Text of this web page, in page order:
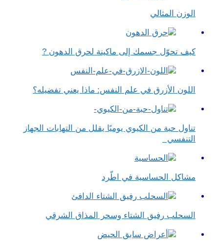
الوزن المثالي
كيف تحوّل جسمك إلى ماكينة لحرق الدهون ?
اللون الأزرق في علم النفس​: ماذا يعني تفضيله؟
تناول حبة من الكيوي يوميًا يقلل من التهابات الجهاز
التنفسي
مشاكل الحساسية في اطّرد
السحلب رفيق الشتاء وسحر المذاق الشرقي